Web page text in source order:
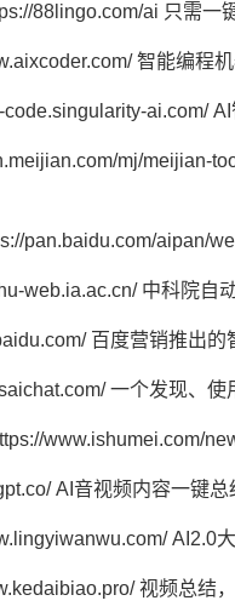
88lingo.com/ai 只需一
智能编程
ai.com/
mj/meijian-
pan.baidu.com/aipan/
web.ia.ac.cn/ 中科院自
百度营销推出的
一个发现、使
www.ishumei.com/
AI音视频内容一键总
AI2.0
视频总结